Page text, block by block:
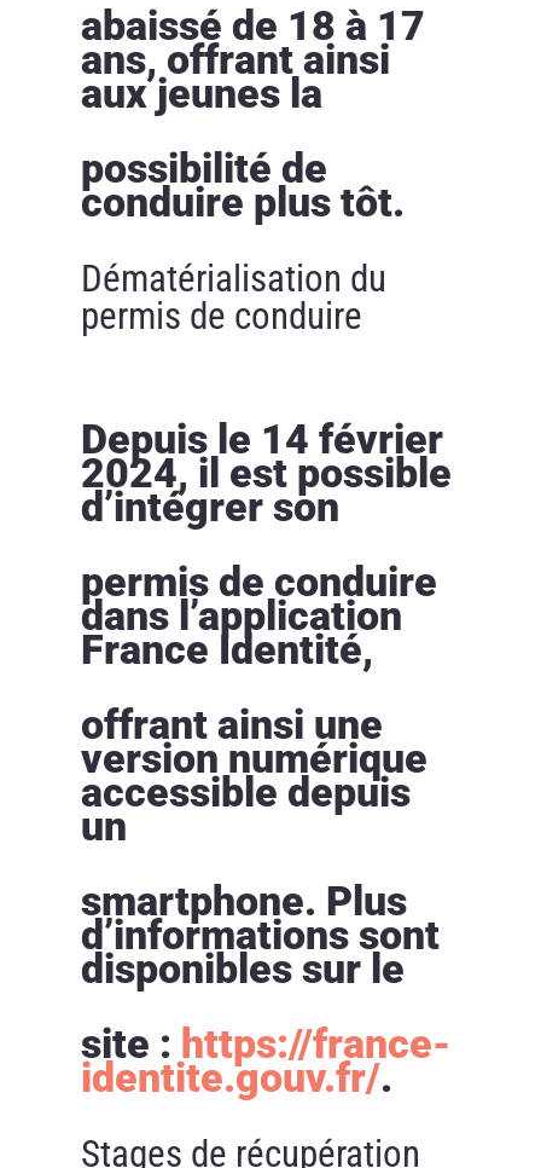
abaissé de 18 à 17
ans, offrant ainsi
aux jeunes la
possibilité de
conduire plus tôt.
Dématérialisation du
permis de conduire
Depuis le 14 février
2024, il est possible
d’intégrer son
permis de conduire
dans l’application
France Identité,
offrant ainsi une
version numérique
accessible depuis
un
smartphone. Plus
d’informations sont
disponibles sur le
site : https://france-
identite.gouv.fr/.
Stages de récupération